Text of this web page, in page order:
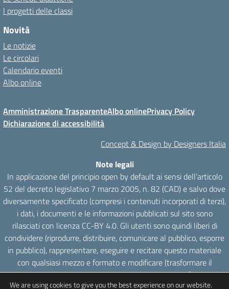
I progetti delle classi
Novità
Le notizie
Le circolari
Calendario eventi
Albo online
Amministrazione TrasparenteAlbo onlinePrivacy Policy
Dichiarazione di accessibilità
Concept & Design by Designers Italia
Note legali
In applicazione del principio open by default ai sensi dell’articolo
52 del decreto legislativo 7 marzo 2005, n. 82 (CAD) e salvo dove
diversamente specificato (compresi i contenuti incorporati di terzi),
i dati, i documenti e le informazioni pubblicati sul sito sono
rilasciati con licenza CC-BY 4.0. Gli utenti sono quindi liberi di
condividere (riprodurre, distribuire, comunicare al pubblico, esporre
in pubblico), rappresentare, eseguire e recitare questo materiale
con qualsiasi mezzo e formato e modificare (trasformare il
materiale e utilizzarlo per opere derivate) per qualsiasi fine, anche
We are using cookies to give you the best experience on our website.